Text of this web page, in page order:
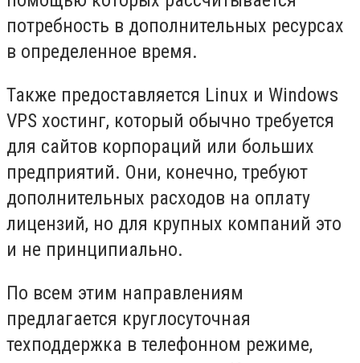
потребность в дополнительных ресурсах
в определенное время.
Также предоставляется Linux и Windows
VPS хостинг, который обычно требуется
для сайтов корпораций или больших
предприятий. Они, конечно, требуют
дополнительных расходов на оплату
лицензий, но для крупных компаний это
и не принципиально.
По всем этим направлениям
предлагается круглосуточная
техподдержка в телефонном режиме,